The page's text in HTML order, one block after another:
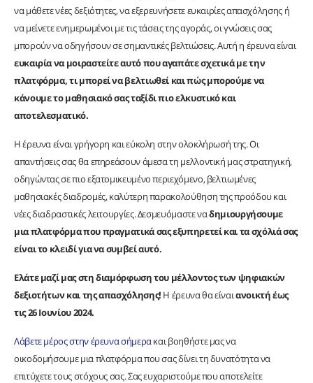
να μάθετε νέες δεξιότητες, να εξερευνήσετε ευκαιρίες απασχόλησης ή
να μείνετε ενημερωμένοι με τις τάσεις της αγοράς, οι γνώσεις σας
μπορούν να οδηγήσουν σε σημαντικές βελτιώσεις. Αυτή η έρευνα είναι
ευκαιρία να μοιραστείτε αυτό που αγαπάτε σχετικά με την
πλατφόρμα, τι μπορεί να βελτιωθεί και πώς μπορούμε να
κάνουμε το μαθησιακό σας ταξίδι πιο ελκυστικό και
αποτελεσματικό.
Η έρευνα είναι γρήγορη και εύκολη στην ολοκλήρωσή της. Οι
απαντήσεις σας θα επηρεάσουν άμεσα τη μελλοντική μας στρατηγική,
οδηγώντας σε πιο εξατομικευμένο περιεχόμενο, βελτιωμένες
μαθησιακές διαδρομές, καλύτερη παρακολούθηση της προόδου και
νέες διαδραστικές λειτουργίες. Δεσμευόμαστε ναδημιουργήσουμε
μια πλατφόρμα που πραγματικά σας εξυπηρετεί και τα σχόλιά σας
είναι το κλειδί για να συμβεί αυτό.
Ελάτε μαζί μας στη διαμόρφωση του μέλλοντος των ψηφιακών
δεξιοτήτων και της απασχόλησης! Η έρευνα θα είναιανοικτή έως
τις 26 Ιουνίου 2024.
Λάβετε μέρος στην έρευνα σήμερα και βοηθήστε μας να
οικοδομήσουμε μια πλατφόρμα που σας δίνει τη δυνατότητα να
επιτύχετε τους στόχους σας. Σας ευχαριστούμε που αποτελείτε